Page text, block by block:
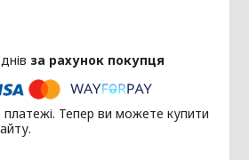
за рахунок покупця
платежі. Тепер ви можете купити